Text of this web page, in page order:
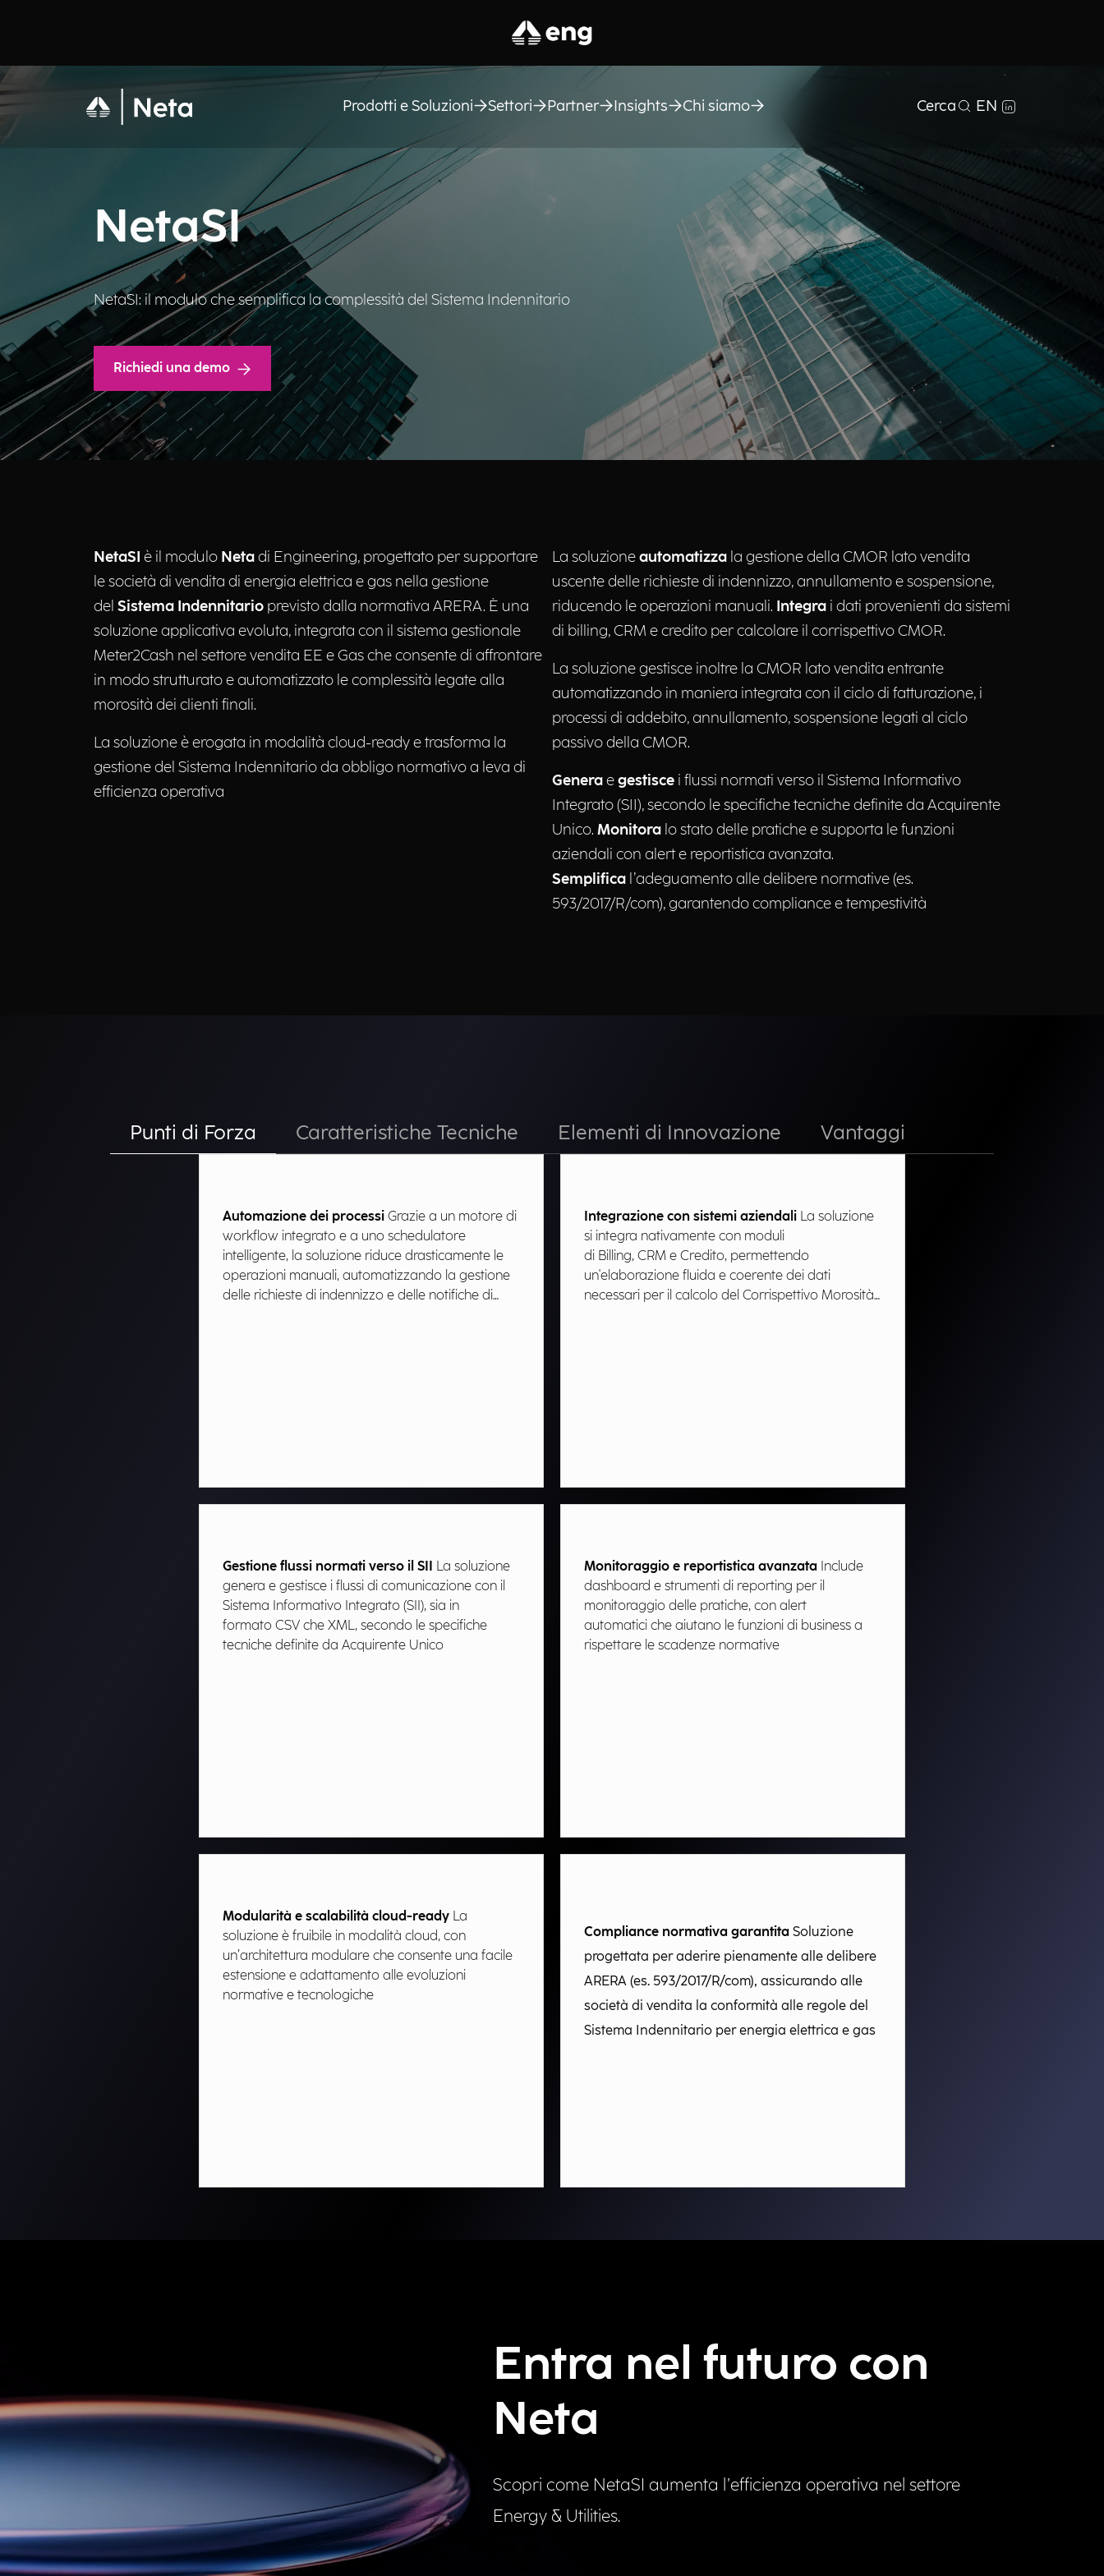
Prodotti e Soluzioni Settori Partner Insights Chi siamo Cerca EN
NetaSI
NetaSI: il modulo che semplifica la complessità del Sistema Indennitario​
Richiedi una demo
La soluzioneautomatizza la gestione della CMOR lato vendita
uscente delle richieste di indennizzo, annullamento e sospensione,
riducendo le operazioni manuali. Integra i dati provenienti da sistemi
di billing, CRM e credito per calcolare il corrispettivo CMOR. ​
La soluzione gestisce inoltre la CMOR lato vendita entrante
automatizzando in maniera integrata con il ciclo di fatturazione, i
processi di addebito, annullamento, sospensione legati al ciclo
passivo della CMOR.​
Generaegestisce i flussi normati verso il Sistema Informativo
Integrato (SII), secondo le specifiche tecniche definite da Acquirente
Unico. Monitora lo stato delle pratiche e supporta le funzioni
aziendali con alert e reportistica avanzata.
Semplifica l’adeguamento alle delibere normative (es.
593/2017/R/com), garantendo compliance e tempestività​
NetaSI è il modulo Netadi Engineering, progettato per supportare
le società di vendita di energia elettrica e gas nella gestione
del Sistema Indennitario previsto dalla normativa ARERA. È una
soluzione applicativa evoluta, integrata con il sistema gestionale
Meter2Cash nel settore vendita EE e Gas che consente di affrontare
in modo strutturato e automatizzato le complessità legate alla
morosità dei clienti finali.​
La soluzione è erogata in modalità cloud-ready e trasforma la
gestione del Sistema Indennitario da obbligo normativo a leva di
efficienza operativa​
Punti di Forza Caratteristiche Tecniche Elementi di Innovazione Vantaggi
Automazione dei processi​ Grazie a un motore di
workflow integrato e a uno schedulatore
intelligente, la soluzione riduce drasticamente le
operazioni manuali, automatizzando la gestione
delle richieste di indennizzo e delle notifiche di
Integrazione con sistemi aziendali​ La soluzione
si integra nativamente con moduli
di Billing, CRM e Credito, permettendo
un'elaborazione fluida e coerente dei dati
necessari per il calcolo del Corrispettivo Morosità
Gestione flussi normati verso il SII​ La soluzione
genera e gestisce i flussi di comunicazione con il
Sistema Informativo Integrato (SII), sia in
formato CSV che XML, secondo le specifiche
tecniche definite da Acquirente Unico​
Monitoraggio e reportistica avanzata ​ Include
dashboard e strumenti di reporting per il
monitoraggio delle pratiche, con alert
automatici che aiutano le funzioni di business a
rispettare le scadenze normative​
Modularità e scalabilità cloud-ready​ La
soluzione è fruibile in modalità cloud, con
un’architettura modulare che consente una facile
estensione e adattamento alle evoluzioni
normative e tecnologiche​
Compliance normativa garantita​ Soluzione
progettata per aderire pienamente alle delibere
ARERA (es. 593/2017/R/com), assicurando alle
società di vendita la conformità alle regole del
Sistema Indennitario per energia elettrica e gas​
Entra nel futuro con
Neta
Scopri come NetaSI aumenta l’efficienza operativa nel settore
Energy & Utilities.